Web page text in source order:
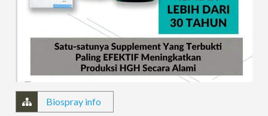
Biospray info